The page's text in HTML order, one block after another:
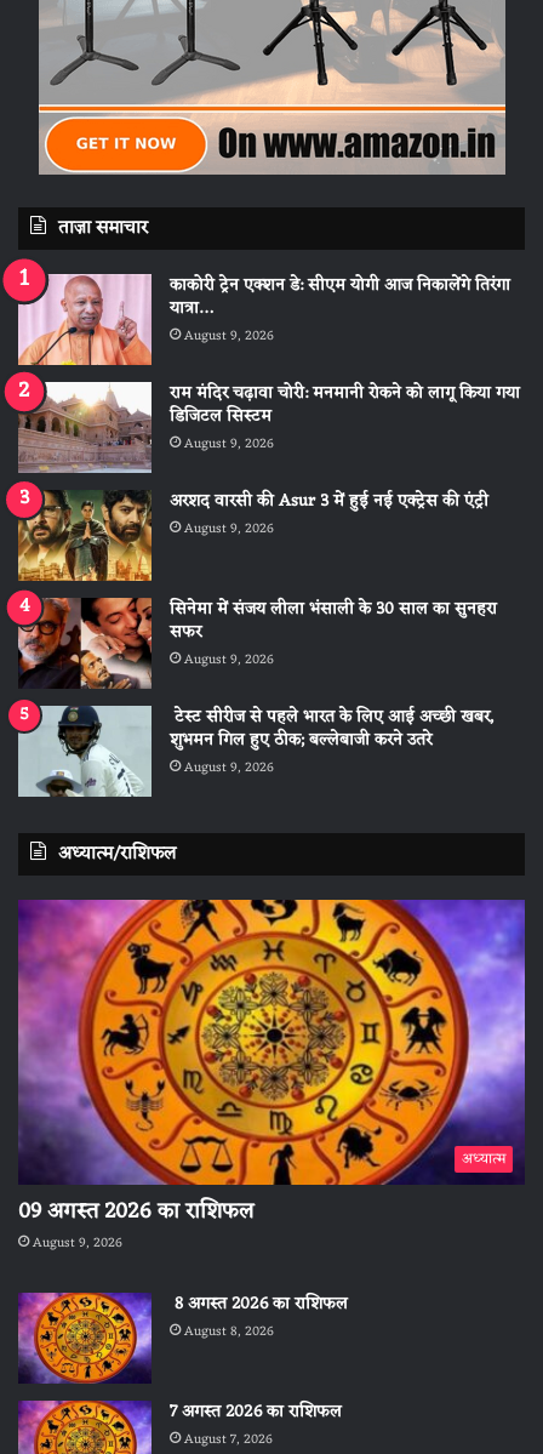
ताज़ा समाचार
काकोरी ट्रेन एक्शन डे: सीएम योगी आज निकालेंगे तिरंगा
यात्रा…
August 9, 2026
राम मंदिर चढ़ावा चोरी: मनमानी रोकने को लागू किया गया
डिजिटल सिस्टम
August 9, 2026
अरशद वारसी की Asur 3 में हुई नई एक्ट्रेस की एंट्री
August 9, 2026
सिनेमा में संजय लीला भंसाली के 30 साल का सुनहरा
सफर
August 9, 2026
टेस्ट सीरीज से पहले भारत के लिए आई अच्छी खबर,
शुभमन गिल हुए ठीक; बल्लेबाजी करने उतरे
August 9, 2026
अध्यात्म/राशिफल
अध्यात्म
09 अगस्त 2026 का राशिफल
August 9, 2026
8 अगस्त 2026 का राशिफल
August 8, 2026
7 अगस्त 2026 का राशिफल
August 7, 2026